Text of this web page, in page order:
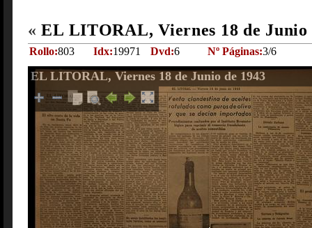
« EL LITORAL, Viernes 18 de Junio
Rollo:803 Idx:19971 Dvd:6 Nº Páginas:3/6
EL LITORAL, Viernes 18 de Junio de 1943